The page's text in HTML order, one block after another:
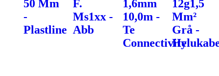
50 Mm
-
Plastline
F.
Ms1xx -
Abb
1,6mm
10,0m -
Te
Connectivity
12g1,5
Mm²
Grå -